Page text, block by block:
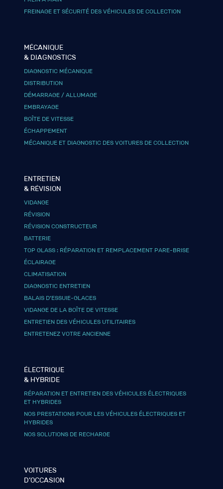
FREINAGE ET SÉCURITÉ DES VÉHICULES DE COLLECTION
MÉCANIQUE
& DIAGNOSTICS
DIAGNOSTIC MÉCANIQUE
DISTRIBUTION
DÉMARRAGE / ALLUMAGE
EMBRAYAGE
BOÎTE DE VITESSE
ÉCHAPPEMENT
MÉCANIQUE ET DIAGNOSTIC DES VOITURES DE COLLECTION
ENTRETIEN
& RÉVISION
VIDANGE
RÉVISION
RÉVISION CONSTRUCTEUR
BATTERIE
TOP GLASS : RÉPARATION ET REMPLACEMENT PARE-BRISE
ÉCLAIRAGE
CLIMATISATION
DIAGNOSTIC ENTRETIEN
BALAIS D’ESSUIE-GLACES
VIDANGE DE LA BOÎTE DE VITESSE
ENTRETIEN DES VÉHICULES UTILITAIRES
ENTRETENEZ VOTRE ANCIENNE
ÉLECTRIQUE
& HYBRIDE
RÉPARATION ET ENTRETIEN DES VÉHICULES ÉLECTRIQUES
ET HYBRIDES
NOS PRESTATIONS POUR LES VÉHICULES ÉLECTRIQUES ET
HYBRIDES
NOS SOLUTIONS DE RECHARGE
VOITURES
D’OCCASION